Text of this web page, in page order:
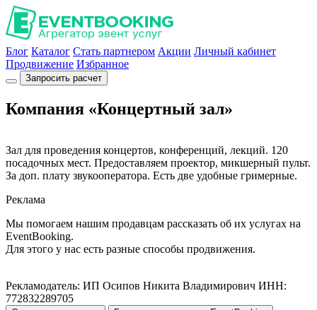
Блог Каталог Стать партнером Акции Личный кабинет
Продвижение Избранное
Запросить расчет
Компания «Концертный зал»
Зал для проведения концертов, конференций, лекций. 120
посадочных мест. Предоставляем проектор, микшерный пульт.
За доп. плату звукооператора. Есть две удобные гримерные.
Реклама
Мы помогаем нашим продавцам рассказать об их услугах на
EventBooking.
Для этого у нас есть разные способы продвижения.
Рекламодатель: ИП Осипов Никита Владимирович ИНН:
772832289705